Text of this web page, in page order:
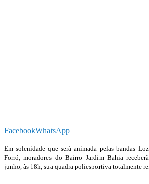
FacebookWhatsApp
Em solenidade que será animada pelas bandas
Forró, moradores do Bairro Jardim Bahia
junho, às 18h, sua quadra poliesportiva totalmente